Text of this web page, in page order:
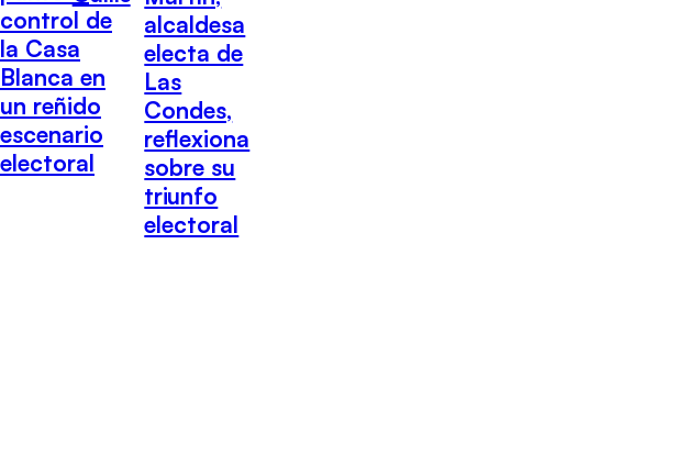
control de
la Casa
Blanca en
un reñido
escenario
electoral
alcaldesa
electa de
Las
Condes,
reflexiona
sobre su
triunfo
electoral